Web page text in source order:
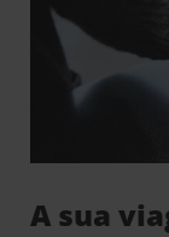
A sua